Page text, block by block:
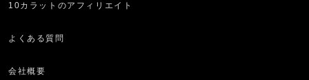
10カラットのアフィリエイト
よくある質問
会社概要